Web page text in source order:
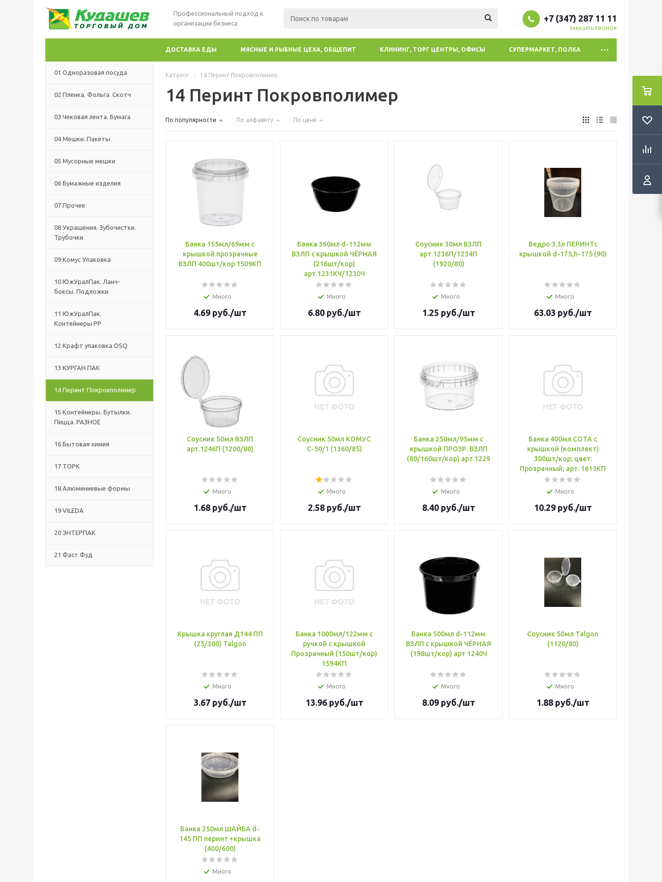
Профессиональный подход к
организации бизнеса
+7 (347) 287 11 11
ЗАКАЗАТЬ ЗВОНОК
ДОСТАВКА ЕДЫ МЯСНЫЕ И РЫБНЫЕ ЦЕХА, ОБЩЕПИТ КЛИНИНГ, ТОРГ ЦЕНТРЫ, ОФИСЫ СУПЕРМАРКЕТ, ПОЛКА
01 Одноразовая посуда
02 Пленка. Фольга. Скотч
03 Чековая лента. Бумага
04 Мешки. Пакеты
05 Мусорные мешки
06 Бумажные изделия
07 Прочее
08 Украшения. Зубочистки.
Трубочки
09 Комус Упаковка
10 ЮжУралПак. Ланч-
боксы. Подложки
11 ЮжУралПак.
Контейнеры РР
12 Крафт упаковка OSQ
13 КУРГАН ПАК
14 Перинт Покровполимер
15 Контейнеры. Бутылки.
Пицца. РАЗНОЕ
16 Бытовая химия
17 ТОРК
18 Алюминиевые формы
19 VILEDA
20 ЭНТЕРПАК
21 Фаст Фуд
Каталог - 14 Перинт Покровполимер
14 Перинт Покровполимер
По популярности По алфавиту По цене
Банка 155мл/69мм с
крышкой прозрачные
ВЗЛП 400шт/кор 1509КП
Много
4.69руб./шт
Банка 360мл d-112мм
ВЗЛП с крышкой ЧЁРНАЯ
(216шт/кор)
арт.1231КЧ/1230Ч
Много
6.80руб./шт
Соусник 30мл ВЗЛП
арт.1236П/1234П
(1920/80)
Много
1.25 руб./шт
Ведро 3.3л ПЕРИНТс
крышкой d-175,h-175 (90)
Много
63.03 руб./шт
Соусник 50мл ВЗЛП
арт.1246П (1200/80)
Много
1.68руб./шт
Соусник 50мл КОМУС
С-50/1 (1360/85)
Много
2.58руб./шт
Банка 250мл/95мм с
крышкой ПРОЗР. ВЗЛП
(80/160шт/кор) арт.1229
Много
8.40руб./шт
Банка 400мл СОТА с
крышкой (комплект)
300шт/кор; цвет:
Прозрачный; арт. 1613КП
Много
10.29руб./шт
Крышка круглая Д144 ПП
(25/300) Talgon
Много
3.67руб./шт
Банка 1000мл/122мм с
ручкой с крышкой
Прозрачный (150шт/кор)
1594КП
Много
13.96руб./шт
Банка 500мл d-112мм
ВЗЛП с крышкой ЧЁРНАЯ
(198шт/кор) арт 1240Ч
Много
8.09руб./шт
Соусник 50мл Talgon
(1120/80)
Много
1.88руб./шт
Банка 250мл ШАЙБА d-
145 ПП перинт +крышка
(400/600)
Много